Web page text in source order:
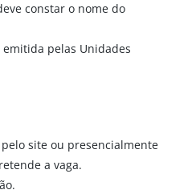
constar o nome do
emitida pelas Unidades
site ou presencialmente
a vaga.